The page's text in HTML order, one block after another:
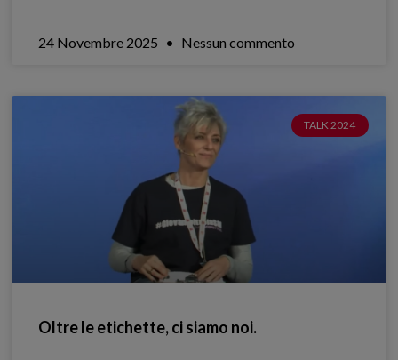
24 Novembre 2025 Nessun commento
TALK 2024
Oltre le etichette, ci siamo noi.